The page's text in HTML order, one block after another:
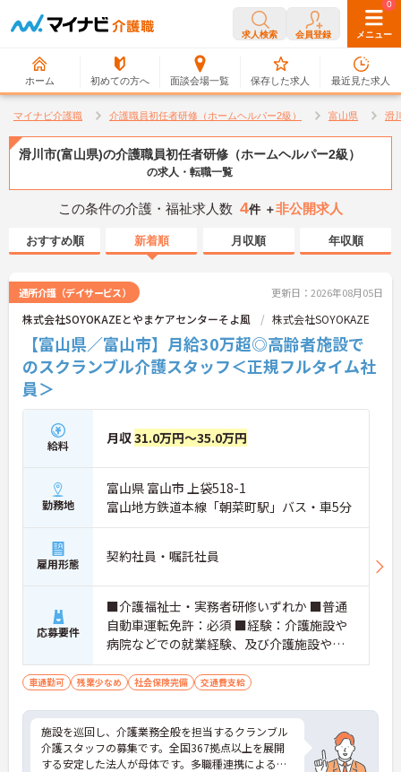
求人検索 会員登録 メニュー
ホーム 初めての方へ 面談会場一覧
0
保存した求人
0
最近見た求人
マイナビ介護職 介護職員初任者研修（ホームヘルパー2級） 富山県 滑
滑川市(富山県)の介護職員初任者研修（ホームヘルパー2級）
の求人・転職一覧
この条件の介護・福祉求人数 4件 ＋非公開求人
おすすめ順 新着順 月収順 年収順
通所介護（デイサービス） 更新日：2026年08月05日
株式会社SOYOKAZEとやまケアセンターそよ風 株式会社SOYOKAZE
【富山県／富山市】月給30万超◎高齢者施設で
のスクランブル介護スタッフ＜正規フルタイム社
員＞
給料 月収31.0万円～35.0万円
勤務地
富山県 富山市 上袋518-1
富山地方鉄道本線「朝菜町駅」バス・車5分
雇用形態 契約社員・嘱託社員
応募要件
■介護福祉士・実務者研修いずれか ■普通
自動車運転免許：必須 ■経験：介護施設や
病院などでの就業経験、及び介護施設や病
院などでの夜勤経験必須
車通勤可 残業少なめ 社会保険完備 交通費支給
施設を巡回し、介護業務全般を担当するクランブル
介護スタッフの募集です。全国367拠点以上を展開
する安定した法人が母体です。多職種連携によるサ